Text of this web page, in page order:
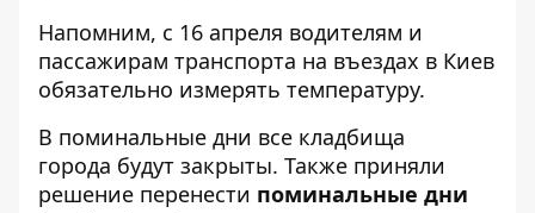
Напомним, с 16 апреля водителям и
пассажирам транспорта на въездах в Киев
обязательно измерять температуру.
В поминальные дни все кладбища
города будут закрыты. Также приняли
решение перенести поминальные дни